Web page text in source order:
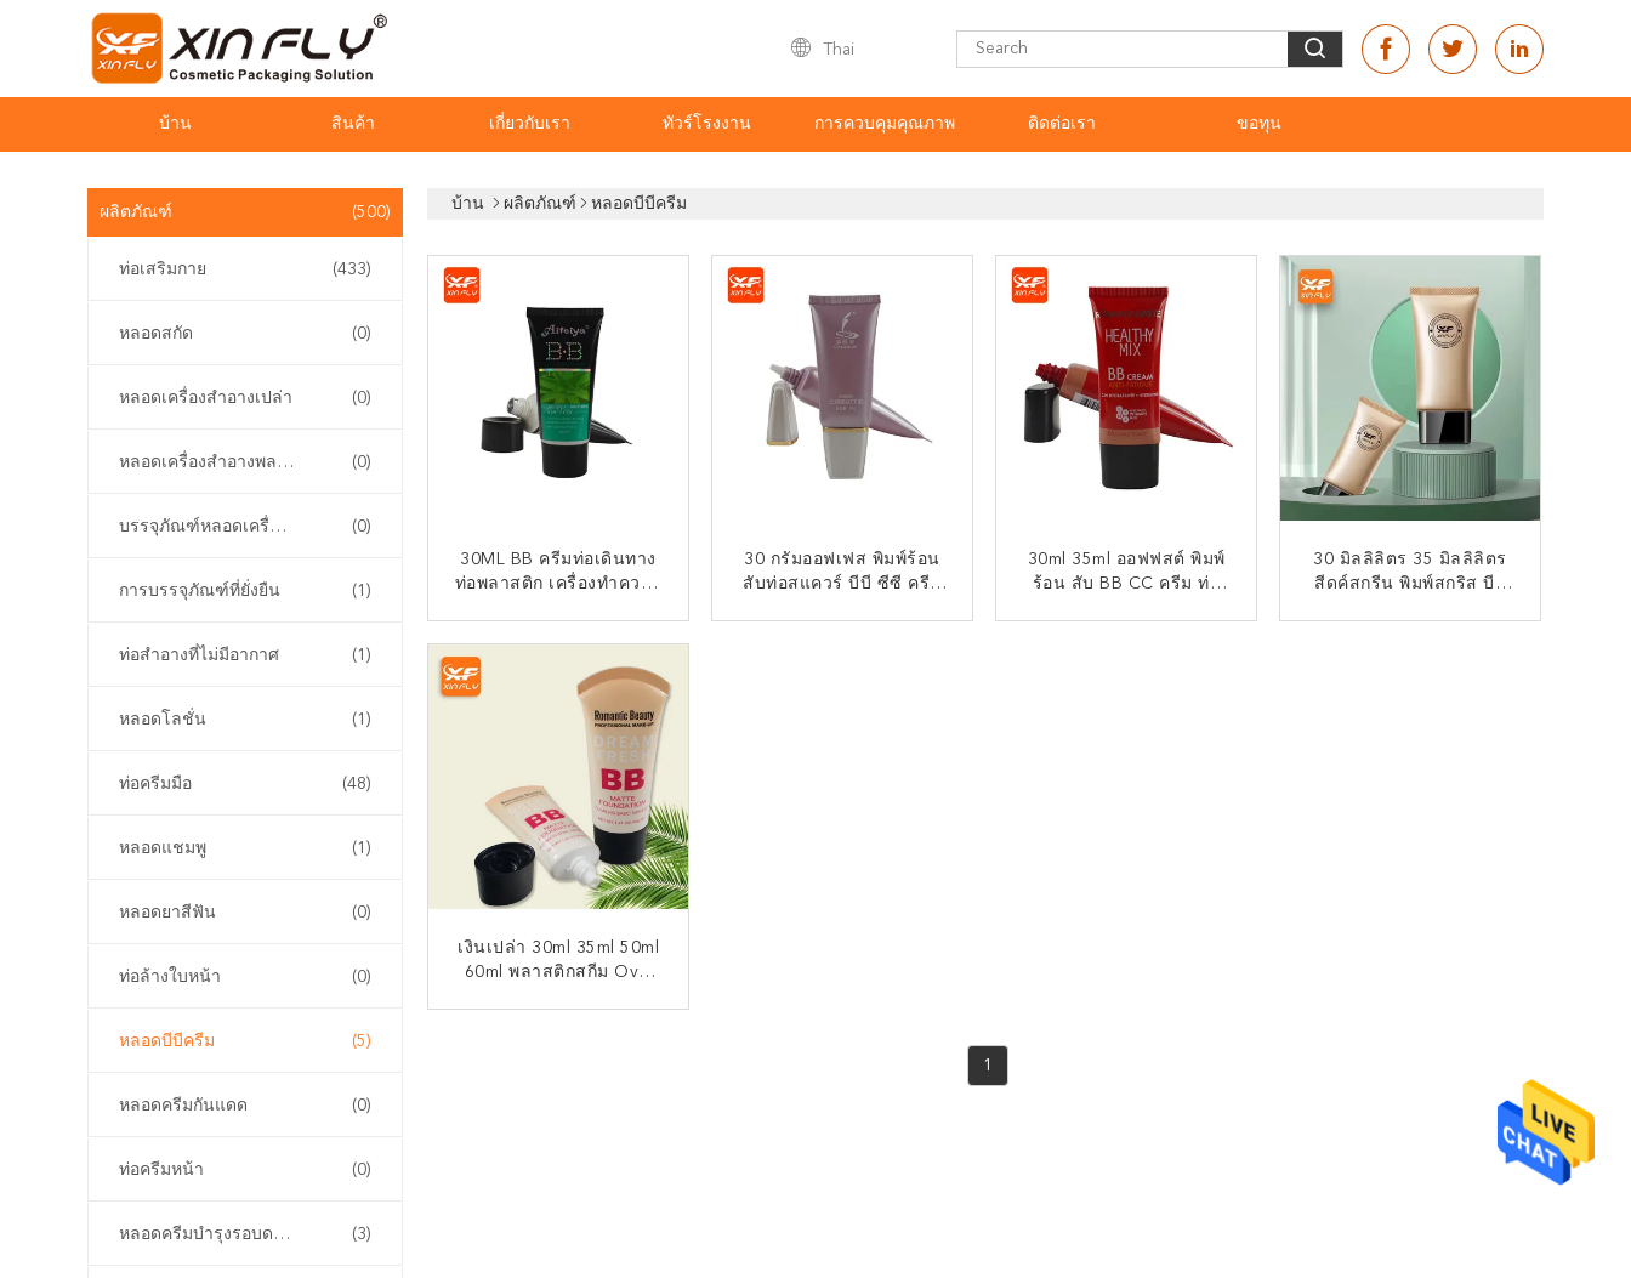
Thai
บ้าน สินค้า เกี่ยวกับเรา ทัวร์โรงงาน การควบคุมคุณภาพ ติดต่อเรา ขอทุน
ผลิตภัณฑ์ (500)
ท่อเสริมกาย (433)
หลอดสกัด (0)
หลอดเครื่องสำอางเปล่า (0)
หลอดเครื่องสำอางพลาสติก (0)
บรรจุภัณฑ์หลอดเครื่องสำอาง (0)
การบรรจุภัณฑ์ที่ยั่งยืน (1)
ท่อสําอางที่ไม่มีอากาศ (1)
หลอดโลชั่น (1)
ท่อครีมมือ (48)
หลอดแชมพู (1)
หลอดยาสีฟัน (0)
ท่อล้างใบหน้า (0)
หลอดบีบีครีม (5)
หลอดครีมกันแดด (0)
ท่อครีมหน้า (0)
หลอดครีมบำรุงรอบดวงตา (3)
บ้าน ผลิตภัณฑ์ หลอดบีบีครีม
30ML BB ครีมท่อเดินทาง
ท่อพลาสติก เครื่องทําความ
ติดต่อตอนนี้
30 กรัมออฟเฟส พิมพ์ร้อน
สับท่อสแควร์ บีบี ซีซี ครีม
30ml 35ml ออฟฟสต์ พิมพ์
ร้อน สับ BB CC ครีม ท่อ
30 มิลลิลิตร 35 มิลลิลิตร
สีดค์สกรีน พิมพ์สกริส บีบี
เงินเปล่า 30ml 35ml 50ml
60ml พลาสติกสกีม Oval
1